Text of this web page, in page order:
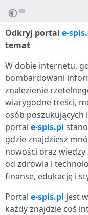
Odkryj portal e-
temat
W dobie internetu,
bombardowani
znalezienie
wiarygodne treści,
osób poszukujących
portal e-spis.pl
gdzie znajdziesz
nowości oraz
od zdrowia i
finanse, edukację i
Portal e-spis.pl jest
każdy znajdzie coś